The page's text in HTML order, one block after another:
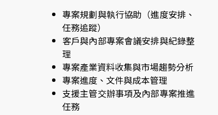
專案規劃與執行協助（進度安排、
任務追蹤）
客戶與內部專案會議安排與紀錄整
理
專案產業資料收集與市場趨勢分析
專案進度、文件與成本管理
支援主管交辦事項及內部專案推進
任務